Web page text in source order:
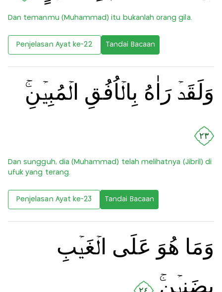
Dan temanmu (Muhammad) itu bukanlah orang gila.
Penjelasan Ayat ke-22 Tandai Bacaan
وَلَقَدۡ رَاٰهُ بِالۡاُفُقِ الۡمُبِيۡنِ‌ۚ
٢٣
Dan sungguh, dia (Muhammad) telah melihatnya (Jibril) di
ufuk yang terang.
Penjelasan Ayat ke-23 Tandai Bacaan
وَمَا هُوَ عَلَى الۡغَيۡبِ
بِضَنِيۡنٍ‌ۚ